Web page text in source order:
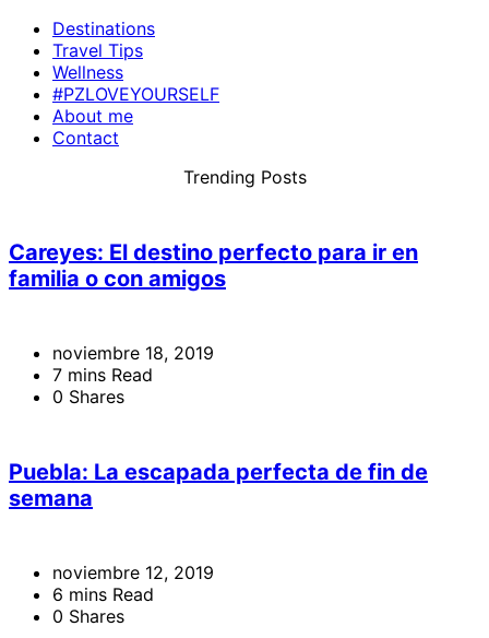
Destinations
Travel Tips
Wellness
#PZLOVEYOURSELF
About me
Contact
Trending Posts
Careyes: El destino perfecto para ir en
familia o con amigos
noviembre 18, 2019
7 mins Read
0 Shares
Puebla: La escapada perfecta de fin de
semana
noviembre 12, 2019
6 mins Read
0 Shares